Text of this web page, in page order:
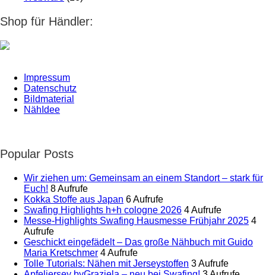
Shop für Händler:
Impressum
Datenschutz
Bildmaterial
NähIdee
Popular Posts
Wir ziehen um: Gemeinsam an einem Standort – stark für
Euch! 8 Aufrufe
Kokka Stoffe aus Japan 6 Aufrufe
Swafing Highlights h+h cologne 2026 4 Aufrufe
Messe-Highlights Swafing Hausmesse Frühjahr 2025 4
Aufrufe
Geschickt eingefädelt – Das große Nähbuch mit Guido
Maria Kretschmer 4 Aufrufe
Tolle Tutorials: Nähen mit Jerseystoffen 3 Aufrufe